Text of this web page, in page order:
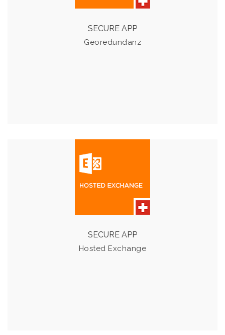
SECURE APP
Georedundanz
SECURE APP
Hosted Exchange
Mit der META10 Hosted Exchange App wird das Arbeiten,
aber vor allem die Kommunikation um einiges
Details & Preise